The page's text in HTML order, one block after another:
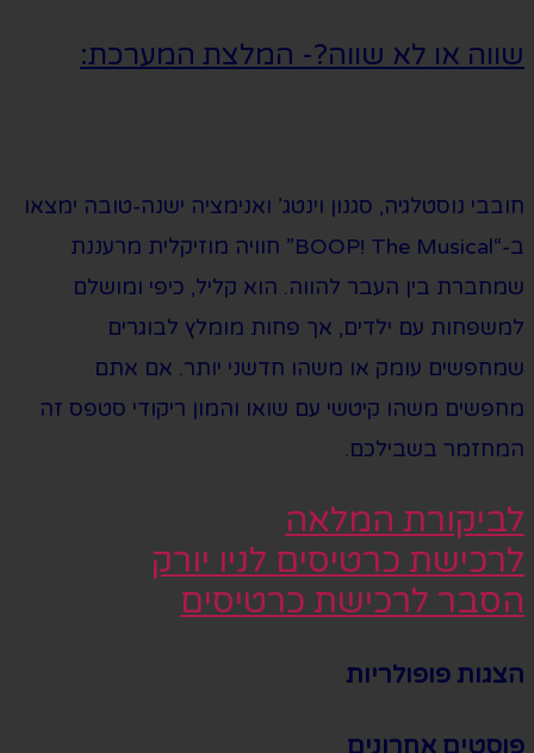
שווה או לא שווה?- המלצת המערכת:
חובבי נוסטלגיה, סגנון וינטג’ ואנימציה ישנה-טובה ימצאו
ב-“BOOP! The Musical” חוויה מוזיקלית מרעננת
שמחברת בין העבר להווה. הוא קליל, כיפי ומושלם
למשפחות עם ילדים, אך פחות מומלץ לבוגרים
שמחפשים עומק או משהו חדשני יותר. אם אתם
מחפשים משהו קיטשי עם שואו והמון ריקודי סטפס זה
המחזמר בשבילכם.
לביקורת המלאה
לרכישת כרטיסים לניו יורק
הסבר לרכישת כרטיסים
הצגות פופולריות
פוסטים אחרונים